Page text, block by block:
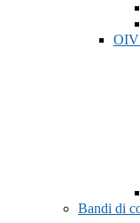
OIV
Bandi di